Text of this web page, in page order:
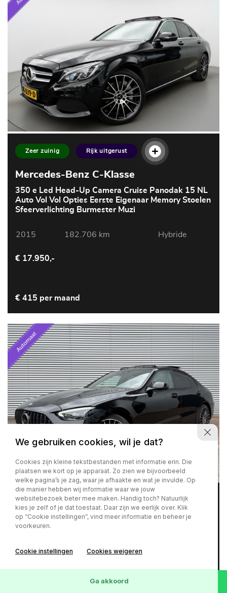
Zeer zuinig Rijk uitgerust
Mercedes-Benz C-Klasse
350 e Led Head-Up Camera Cruise Panodak 15 NL
Auto Vol Vol Opties Eerste Eigenaar Memory Stoelen
Sfeerverlichting Burmester Muzi
2015 182.706 km Hybride
€ 17.950,-
€ 415 per maand
Zuinig Rijk uitgerust
Mercedes-Benz C-Klasse
Opties|2022|Eerste Eigenaar|NL Auto|Pano|Head
120.153 km
We gebruiken cookies, wil je dat?
Cookies zijn kleine tekstbestanden met informatie erin. Die
plaatsen we kort op je apparaat. Zo zien we bijvoorbeeld
welke pagina’s je zag, waar je afhaakte en wat je invulde. Op
die manier hebben wij informatie waar we jouw
websitebezoek beter mee maken. Handig toch? Natuurlijk
kies je zelf of je dat toestaat. Daar zijn we eerlijk over. Klik
op “Cookie instellingen”, vind meer informatie en beheer je
voorkeuren.
Cookie instellingen Cookies weigeren
Ga akkoord